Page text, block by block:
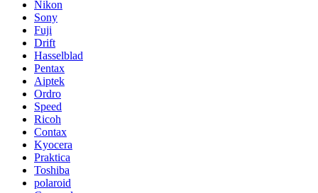
Nikon
Sony
Fuji
Drift
Hasselblad
Pentax
Aiptek
Ordro
Speed
Ricoh
Contax
Kyocera
Praktica
Toshiba
polaroid